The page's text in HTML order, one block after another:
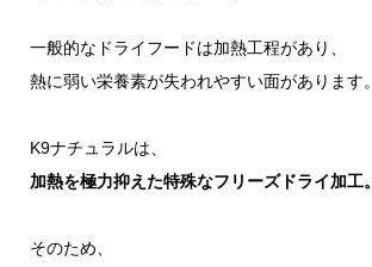
一般的なドライフードは加熱工程があり、
熱に弱い栄養素が失われやすい面があります。
K9ナチュラルは、
加熱を極力抑えた特殊なフリーズドライ加工。
そのため、